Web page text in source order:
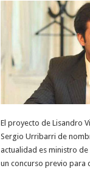
El proyecto de Lisandro
Sergio Urribarri de
actualidad es ministro
un concurso previo para